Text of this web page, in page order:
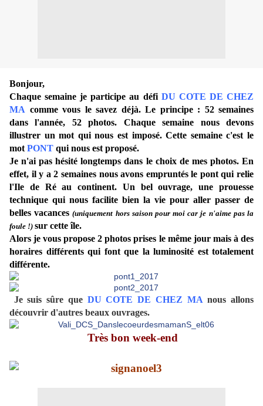
Bonjour,
Chaque semaine je participe au défi DU COTE DE CHEZ
MA comme vous le savez déjà. Le principe : 52 semaines
dans l'année, 52 photos. Chaque semaine nous devons
illustrer un mot qui nous est imposé. Cette semaine c'est le
mot PONT qui nous est proposé.
Je n'ai pas hésité longtemps dans le choix de mes photos. En
effet, il y a 2 semaines nous avons empruntés le pont qui relie
l'Ile de Ré au continent. Un bel ouvrage, une prouesse
technique qui nous facilite bien la vie pour aller passer de
belles vacances(uniquement hors saison pour moi car je n'aime pas la
foule !) sur cette île.
Alors je vous propose 2 photos prises le même jour mais à des
horaires différents qui font que la luminosité est totalement
différente.
Je suis sûre que DU COTE DE CHEZ MA nous allons
découvrir d'autres beaux ouvrages.
Très bon week-end